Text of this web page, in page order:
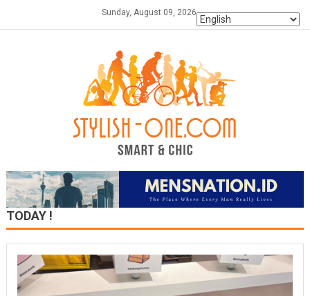
Sunday, August 09, 2026
TODAY !